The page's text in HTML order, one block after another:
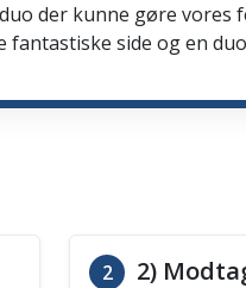
der kunne gøre vores
side og en
2 2)